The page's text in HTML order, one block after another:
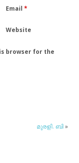
Email *
Website
browser for the
മുരളി. ബി»